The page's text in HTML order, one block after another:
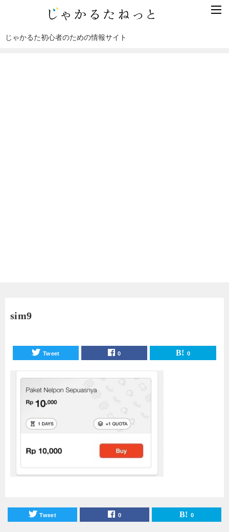
じゃかるた初心者のための情報サイト
sim9
Tweet 0 0
Tweet 0 0